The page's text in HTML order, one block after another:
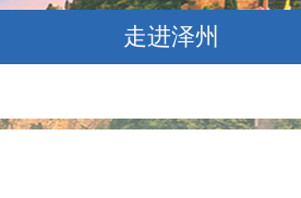
走进泽州